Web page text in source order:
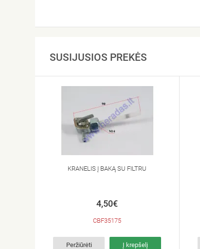
SUSIJUSIOS PREKĖS
KRANELIS Į BAKĄ SU FILTRU
4,50€
CBF35175
Peržiūrėti Į krepšelį